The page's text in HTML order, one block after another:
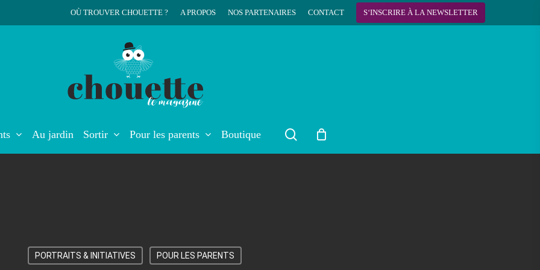
OÙ TROUVER CHOUETTE ? A PROPOS NOS PARTENAIRES CONTACT S‘INSCRIRE À LA NEWSLETTER
Au jardin Sortir Pour les parents Boutique search
PORTRAITS & INITIATIVES POUR LES PARENTS